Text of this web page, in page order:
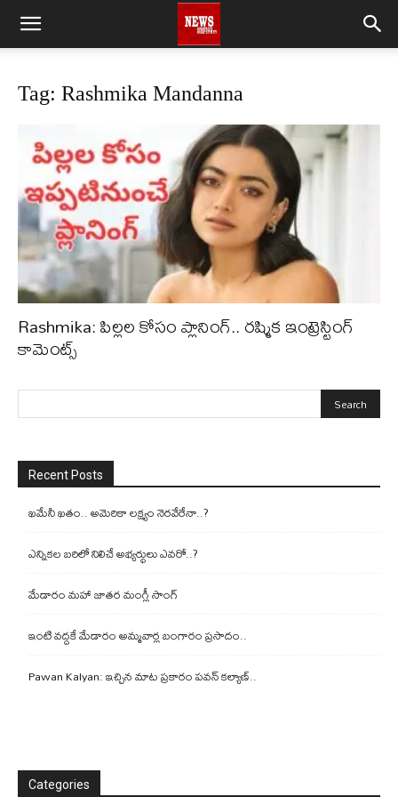
Tag: Rashmika Mandanna
Rashmika: పిల్లల కోసం ప్లానింగ్.. రష్మిక ఇంట్రెస్టింగ్
కామెంట్స్
Recent Posts
ఖమేనీ ఖతం.. అమెరికా లక్ష్యం నెరవేరేనా..?
ఎన్నికల బరిలో నిలిచే అభ్యర్థులు ఎవరో..?
మేడారం మహా జాతర మంగ్లీ సాంగ్
ఇంటి వద్దకే మేడారం అమ్మవార్ల బంగారం ప్రసాదం..
Pawan Kalyan: ఇచ్చిన మాట ప్రకారం పవన్ కల్యాణ్..
Categories